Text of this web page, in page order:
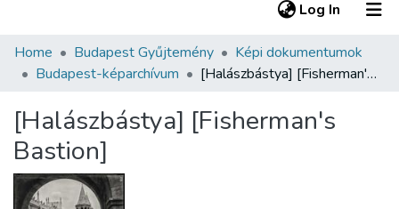
Log In (current)
Communities & Collections
Statistics
About us
Home Budapest Gyűjtemény
Képi dokumentumok
Budapest-képarchívum
[Halászbástya] [Fisherman's Bastion]
[Halászbástya] [Fisherman's
Bastion]